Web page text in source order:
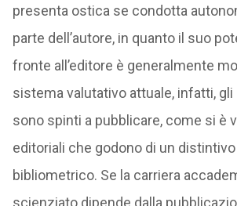
presenta ostica se condotta
parte dell’autore, in quanto il suo
fronte all’editore è generalmente
sistema valutativo attuale, infatti,
sono spinti a pubblicare, come si è
editoriali che godono di un
bibliometrico. Se la carriera
scienziato dipende dalla